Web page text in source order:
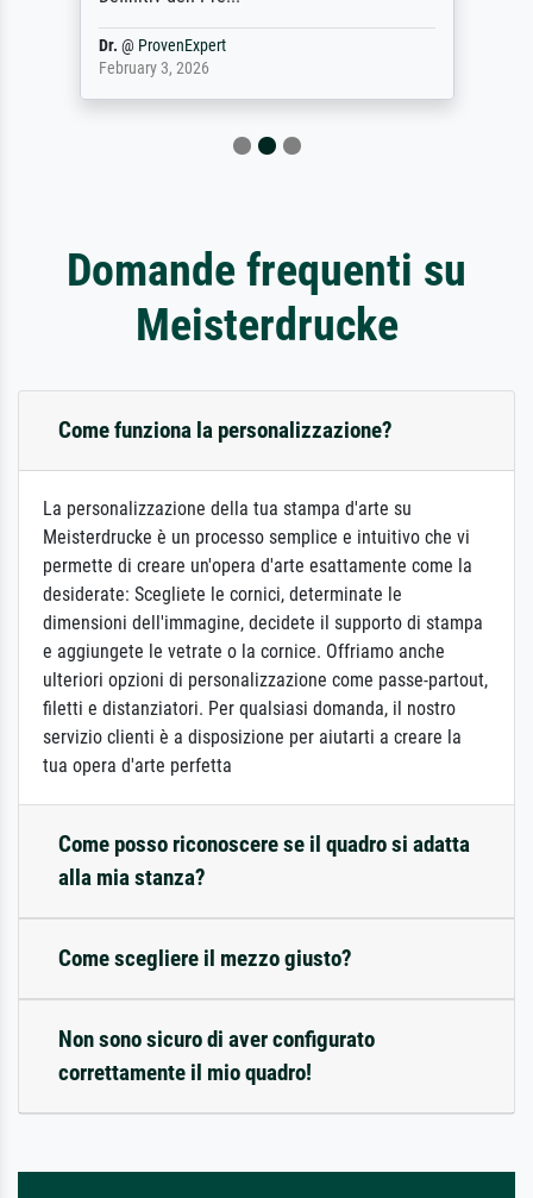
Dr. @ ProvenExpert
February 3, 2026
Domande frequenti su
Meisterdrucke
Come funziona la personalizzazione?
La personalizzazione della tua stampa d'arte su
Meisterdrucke è un processo semplice e intuitivo che vi
permette di creare un'opera d'arte esattamente come la
desiderate: Scegliete le cornici, determinate le
dimensioni dell'immagine, decidete il supporto di stampa
e aggiungete le vetrate o la cornice. Offriamo anche
ulteriori opzioni di personalizzazione come passe-partout,
filetti e distanziatori. Per qualsiasi domanda, il nostro
servizio clienti è a disposizione per aiutarti a creare la
tua opera d'arte perfetta
Come posso riconoscere se il quadro si adatta
alla mia stanza?
Come scegliere il mezzo giusto?
Non sono sicuro di aver configurato
correttamente il mio quadro!